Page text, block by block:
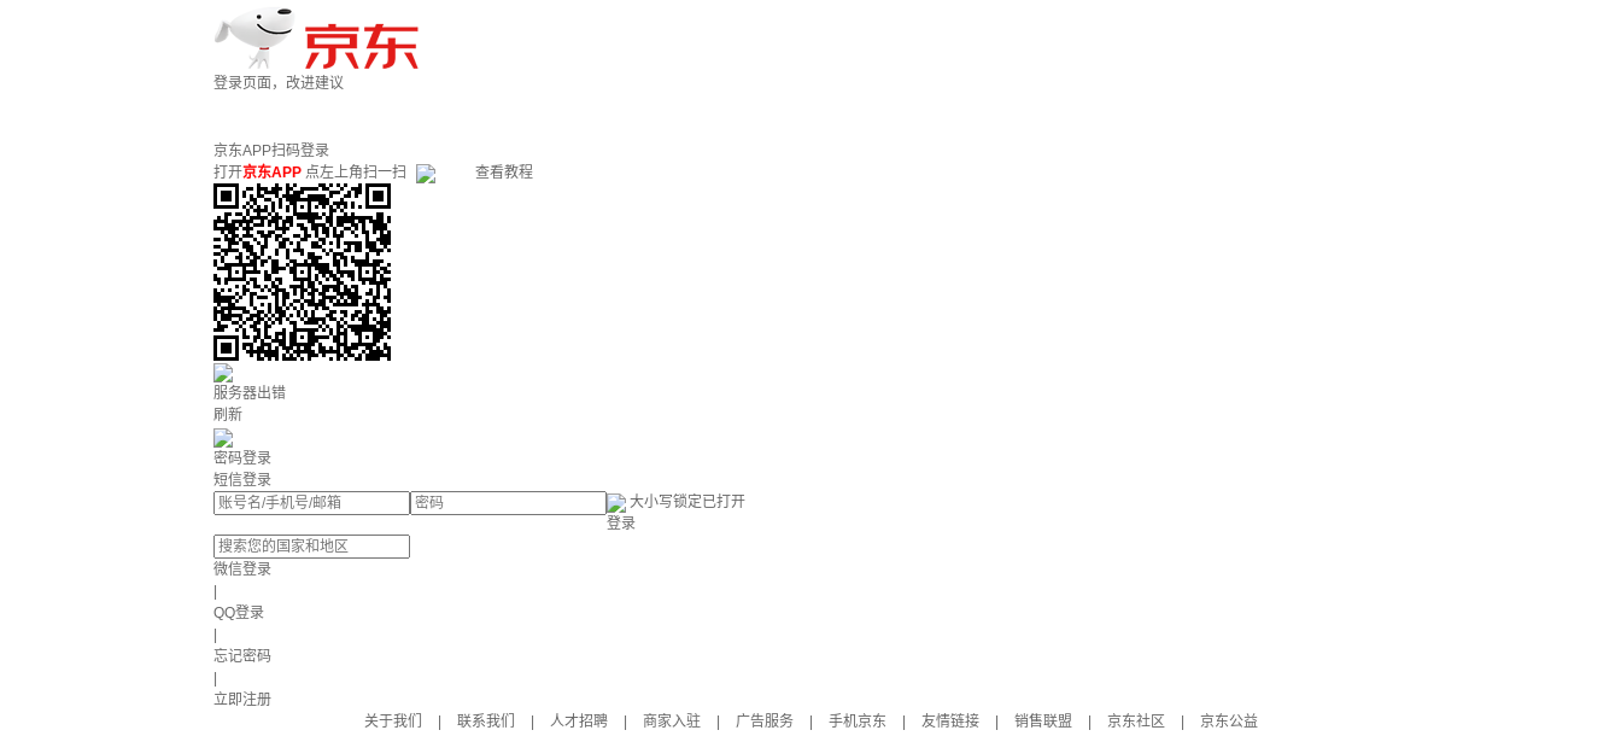
登录页面，改进建议
京东APP扫码登录
打开京东APP 点左上角扫一扫 查看教程
服务器出错
刷新
密码登录
短信登录
大小写锁定已打开
登录
微信登录
QQ登录
忘记密码
立即注册
关于我们
联系我们 人才招聘 商家入驻 广告服务 手机京东 友情链接 销售联盟 京东社区
京东公益